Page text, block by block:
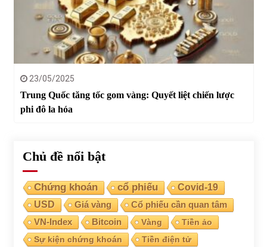
23/05/2025
Trung Quốc tăng tốc gom vàng: Quyết liệt chiến lược
phi đô la hóa
Chủ đề nổi bật
Chứng khoán cổ phiếu
Covid-19
USD
Giá vàng Cổ phiếu cần quan tâm
VN-Index Bitcoin Vàng
Tiền ảo
Sự kiện chứng khoán
Tiền điện tử